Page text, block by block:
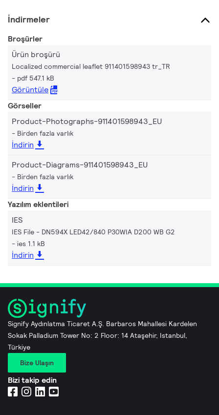
İndirmeler
Broşürler
Ürün broşürü
Localized commercial leaflet 911401598943 tr_TR
pdf 547.1 kB
Görüntüle
Görseller
Product-Photographs-911401598943_EU
Birden fazla varlık
İndirin
Product-Diagrams-911401598943_EU
Birden fazla varlık
İndirin
Yazılım eklentileri
IES
IES File - DN594X LED42/840 P30WIA D200 WB G2
ies 1.1 kB
İndirin
Signify Aydınlatma Ticaret A.Ş. Barbaros Mahallesi Kardelen
Sokak Palladium Tower No: 2 Floor: 14 Ataşehir, Istanbul,
Türkiye
Bize Ulaşın
Bizi takip edin